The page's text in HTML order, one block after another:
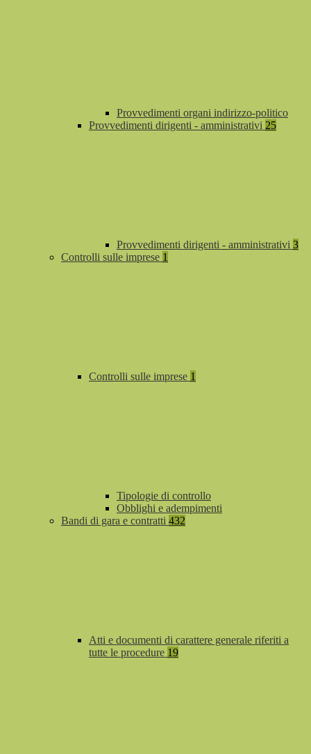
Provvedimenti organi indirizzo-politico
Provvedimenti dirigenti - amministrativi 25
Provvedimenti dirigenti - amministrativi 3
Controlli sulle imprese 1
Controlli sulle imprese 1
Tipologie di controllo
Obblighi e adempimenti
Bandi di gara e contratti 432
Atti e documenti di carattere generale riferiti a
tutte le procedure 19